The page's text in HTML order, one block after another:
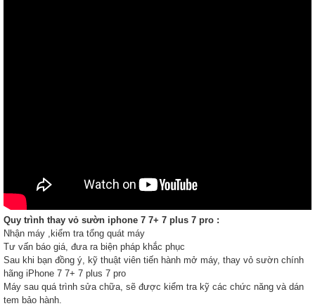
Quy trình thay vỏ sườn iphone 7 7+ 7 plus 7 pro :
Nhận máy ,kiểm tra tổng quát máy
Tư vấn báo giá, đưa ra biện pháp khắc phục
Sau khi bạn đồng ý, kỹ thuật viên tiến hành mở máy, thay vỏ sườn chính
hãng iPhone 7 7+ 7 plus 7 pro
Máy sau quá trình sửa chữa, sẽ được kiểm tra kỹ các chức năng và dán
tem bảo hành.